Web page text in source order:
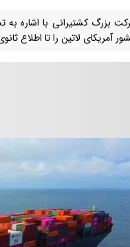
بزرگ کشتیرانی با اشاره به
آمریکای لاتین را تا اطلاع